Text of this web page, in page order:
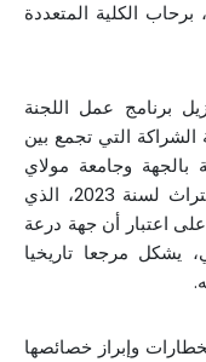
برحاب الكلية المتعددة
برنامج عمل اللجنة
لاتفاقية الشراكة التي تجمع بين
بالجهة وجامعة مولاي
إسماعيل بمكناس، وكذا احتفاء بشهر التراث لسنة 2023، الذي
اعتبار أن جهة درعة
يشكل مرجعا تاريخيا
وإبراز خصائصها